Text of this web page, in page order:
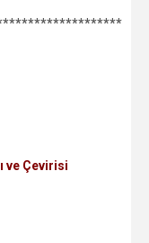
ve Çevirisi